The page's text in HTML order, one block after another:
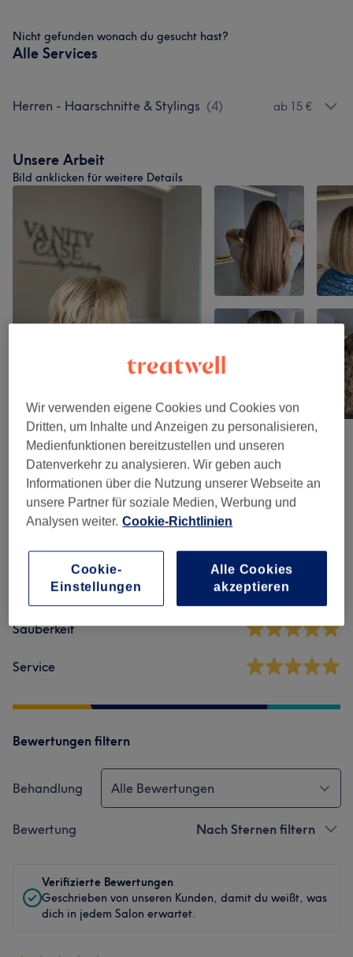
Nicht gefunden wonach du gesucht hast?
Alle Services
Herren - Haarschnitte & Stylings (4) ab 15 €
Unsere Arbeit
Bild anklicken für weitere Details
Salonbewertungen
4,8 176 Bewertungen
Ambiente
Sauberkeit
Service
Bewertungen filtern
Behandlung Alle Bewertungen
Bewertung Nach Sternen filtern
Verifizierte Bewertungen
Geschrieben von unseren Kunden, damit du weißt, was
dich in jedem Salon erwartet.
Wir verwenden eigene Cookies und Cookies von
Dritten, um Inhalte und Anzeigen zu personalisieren,
Medienfunktionen bereitzustellen und unseren
Datenverkehr zu analysieren. Wir geben auch
Informationen über die Nutzung unserer Webseite an
unsere Partner für soziale Medien, Werbung und
Analysen weiter. Cookie-Richtlinien
Cookie-
Einstellungen
Alle Cookies
akzeptieren